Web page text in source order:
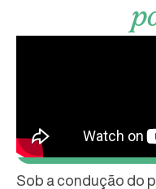
Sob a condução do